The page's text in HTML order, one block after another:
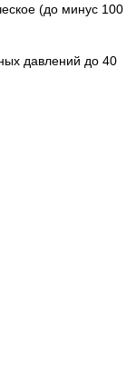
(до минус 100
давлений до 40